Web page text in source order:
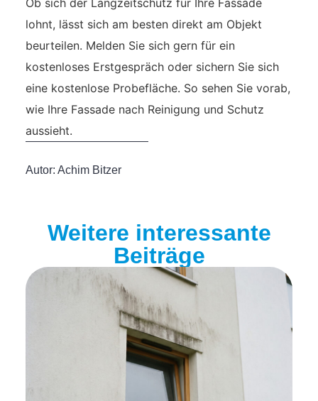
Ob sich der Langzeitschutz für Ihre Fassade
lohnt, lässt sich am besten direkt am Objekt
beurteilen. Melden Sie sich gern für ein
kostenloses Erstgespräch oder sichern Sie sich
eine kostenlose Probefläche. So sehen Sie vorab,
wie Ihre Fassade nach Reinigung und Schutz
aussieht.
Autor: Achim Bitzer
Weitere interessante
Beiträge